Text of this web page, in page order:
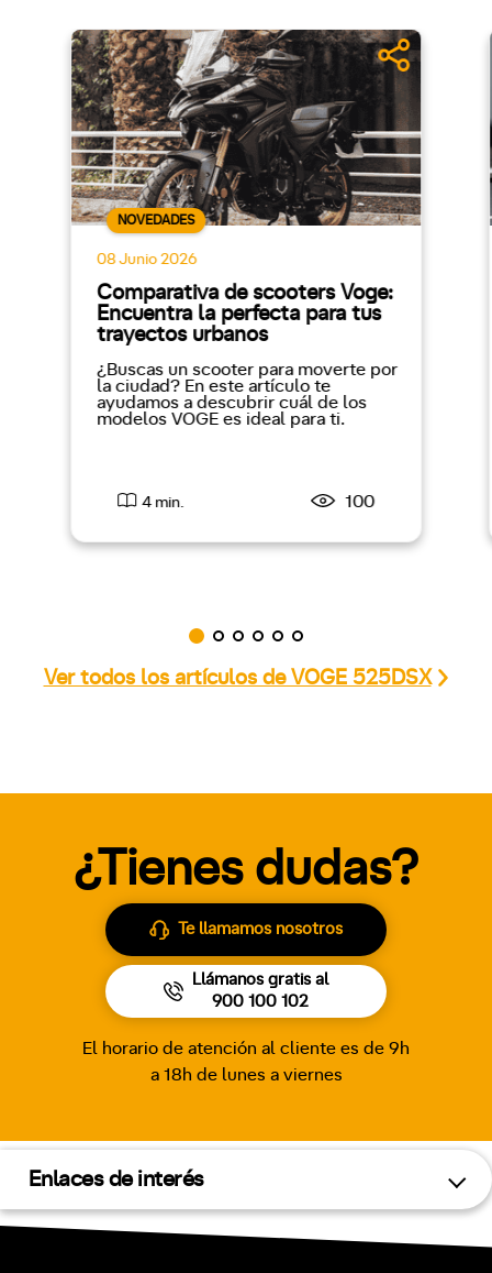
NOVEDADES
08 Junio 2026
Comparativa de scooters Voge:
Encuentra la perfecta para tus
trayectos urbanos
¿Buscas un scooter para moverte por
la ciudad? En este artículo te
ayudamos a descubrir cuál de los
modelos VOGE es ideal para ti.
4 min. 100
Ver todos los artículos de VOGE 525DSX
¿Tienes dudas?
Te llamamos nosotros
Llámanos gratis al
900 100 102
El horario de atención al cliente es de 9h
a 18h de lunes a viernes
Enlaces de interés